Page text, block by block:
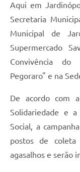
Aqui em
Secretaria
Municipal de
Supermercado
Convivência do
Pegoraro" e na
De acordo com
Solidariedade e
Social, a
postos de coleta
agasalhos e serão